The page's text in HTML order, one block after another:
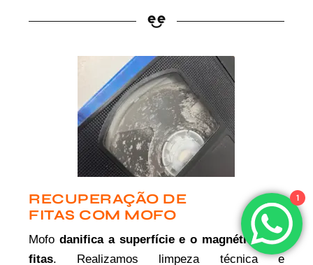
RECUPERAÇÃO DE
FITAS COM MOFO
Mofodanifica a superfície e o magnético das
fitas. Realizamos limpeza técnica e
1